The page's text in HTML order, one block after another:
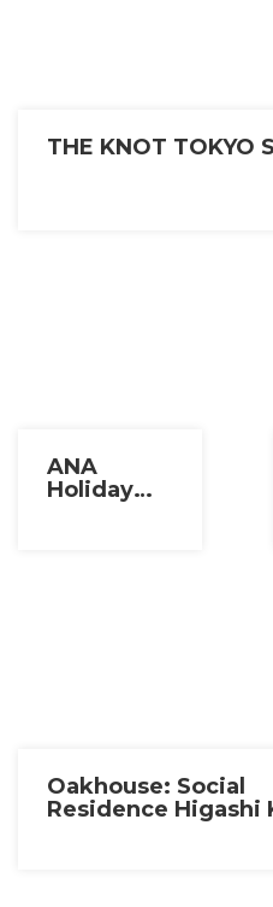
THE KNOT TOKYO
ANA
Holiday
Oakhouse: Social
Residence Higashi